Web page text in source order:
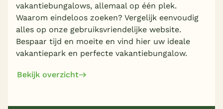
vakantiebungalows, allemaal op één plek.
Waarom eindeloos zoeken? Vergelijk eenvoudig
alles op onze gebruiksvriendelijke website.
Bespaar tijd en moeite en vind hier uw ideale
vakantiepark en perfecte vakantiebungalow.
Bekijk overzicht